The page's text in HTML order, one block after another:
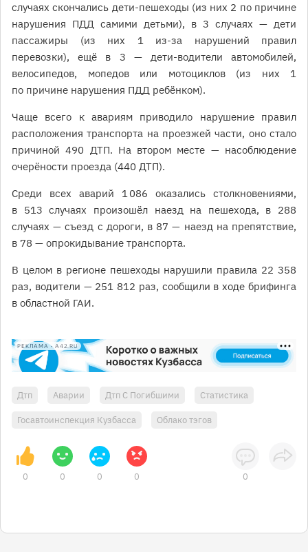
случаях скончались дети-пешеходы (из них 2 по причине
нарушения ПДД самими детьми), в 3 случаях — дети
пассажиры (из них 1 из-за нарушений правил
перевозки), ещё в 3 — дети-водители автомобилей,
велосипедов, мопедов или мотоциклов (из них 1
по причине нарушения ПДД ребёнком).
Чаще всего к авариям приводило нарушение правил
расположения транспорта на проезжей части, оно стало
причиной 490 ДТП. На втором месте — насоблюдение
очерёности проезда (440 ДТП).
Среди всех аварий 1 086 оказались столкновениями,
в 513 случаях произошёл наезд на пешехода, в 288
случаях — съезд с дороги, в 87 — наезд на препятствие,
в 78 — опрокидывание транспорта.
В целом в регионе пешеходы нарушили правила 22 358
раз, водители — 251 812 раз, сообщили в ходе брифинга
в областной ГАИ.
РЕКЛАМА • A42.RU
Дтп Аварии Дтп С Погибшими Статистика
Госавтоинспекция Кузбасса Облако тэгов
0 0 0 0 0